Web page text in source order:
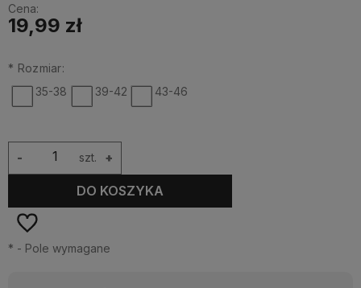
Cena:
19,99 zł
* Rozmiar:
35-38
39-42 43-46
szt. +
-
DO KOSZYKA
* - Pole wymagane